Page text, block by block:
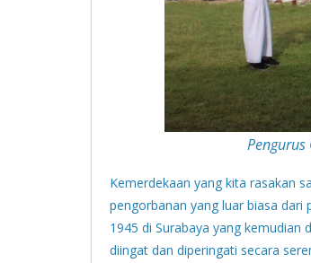
Pengurus
Kemerdekaan yang kita rasakan
pengorbanan yang luar biasa
1945 di Surabaya yang kemudian
diingat dan diperingati secara